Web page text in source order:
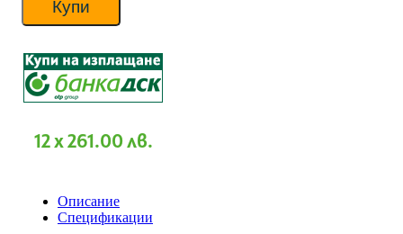
климатик
URURU
SARARA,
9000
A+++
Купи
12 x 261.00 лв.
Описание
Спецификации